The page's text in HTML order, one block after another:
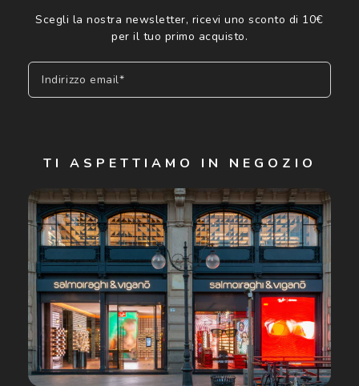
Scegli la nostra newsletter, ricevi uno sconto di 10€
per il tuo primo acquisto.
Indirizzo email*
Cliccando su "Iscriviti", confermo di avere più di 16 anni e
acconsento all'utilizzo dei miei Dati Personali da parte di
Luxottica Group S.p.A. per l'invio di offerte speciali, novità
ed altre comunicazioni di carattere pubblicitario (consultare
Informativa sulla privacyper ulteriori informazioni).
TI ASPETTIAMO IN NEGOZIO